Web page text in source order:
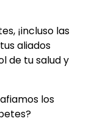
¡incluso las
aliados
de tu salud y
los